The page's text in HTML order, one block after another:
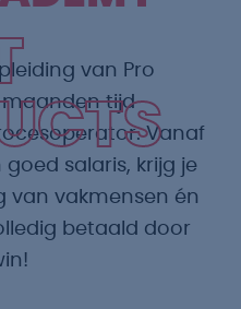
van Pro
maanden tijd
Vanaf
salaris, krijg je
van vakmensen én
betaald door